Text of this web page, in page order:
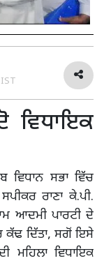
IST
ਵਿਧਾਇਕ
ਵਿਧਾਨ ਸਭਾ ਵਿੱਚ
ਰਾਣਾ ਕੇ.ਪੀ.
ਆਦਮੀ ਪਾਰਟੀ ਦੇ
ਕੱਢ ਦਿੱਤਾ, ਸਗੋਂ ਇਸੇ
ਮਹਿਲਾ ਵਿਧਾਇਕ